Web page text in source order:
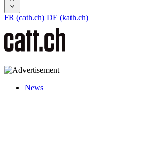
FR (cath.ch) DE (kath.ch)
News